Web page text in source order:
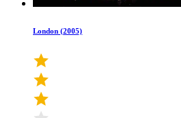
London (2005)